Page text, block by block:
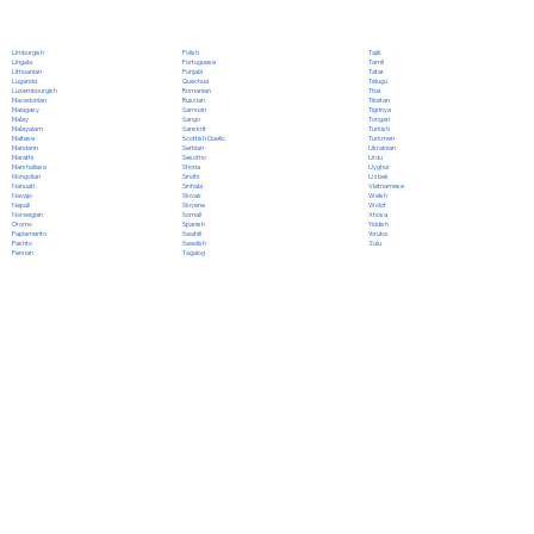
Limburgish
Lingala
Lithuanian
Luganda
Luxembourgish
Macedonian
Malagasy
Malay
Malayalam
Maltese
Mandarin
Marathi
Marshallese
Mongolian
Nahuatl
Navajo
Nepali
Norwegian
Oromo
Papiamento
Pashto
Persian
Polish
Portuguese
Punjabi
Quechua
Romanian
Russian
Samoan
Sango
Sanskrit
Scottish Gaelic
Serbian
Sesotho
Shona
Sindhi
Sinhala
Slovak
Slovene
Somali
Spanish
Swahili
Swedish
Tagalog
Tajik
Tamil
Tatar
Telugu
Thai
Tibetan
Tigrinya
Tongan
Turkish
Turkmen
Ukrainian
Urdu
Uyghur
Uzbek
Vietnamese
Welsh
Wolof
Xhosa
Yiddish
Yoruba
Zulu